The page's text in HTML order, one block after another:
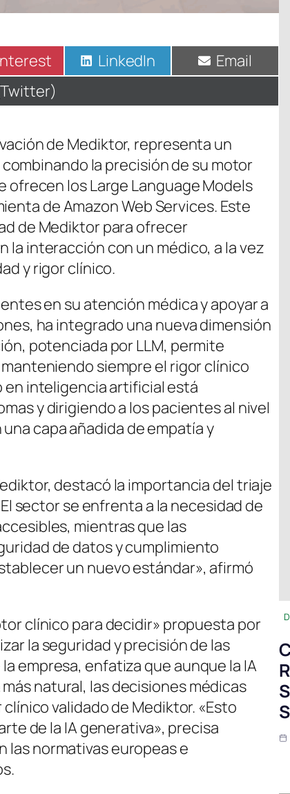
Compartir
en
LinkedIn Compartir
en
Email
de Mediktor, representa un
la precisión de su motor
los Large Language Models
de Amazon Web Services. Este
de Mediktor para ofrecer
la interacción con un médico, a la vez
y rigor clínico.
en su atención médica y apoyar a
ha integrado una nueva dimensión
potenciada por LLM, permite
siempre el rigor clínico
en inteligencia artificial está
y dirigiendo a los pacientes al nivel
capa añadida de empatía y
destacó la importancia del triaje
sector se enfrenta a la necesidad de
mientras que las
de datos y cumplimiento
un nuevo estándar», afirmó
clínico para decidir» propuesta por
la seguridad y precisión de las
empresa, enfatiza que aunque la IA
natural, las decisiones médicas
validado de Mediktor. «Esto
de la IA generativa», precisa
las normativas europeas e